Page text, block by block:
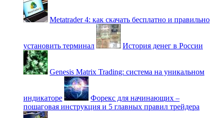
Metatrader 4: как скачать бесплатно и правильно
установить терминал История денег в России
Genesis Matrix Trading: система на уникальном
индикаторе
Форекс для начинающих –
пошаговая инструкция и 5 главных правил трейдера